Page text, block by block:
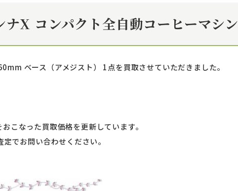
X コンパクト全自動コーヒーマシン
ベース（アメジスト） 1点を買取させていただきました。
こなった買取価格を更新しています。
でお問い合わせください。